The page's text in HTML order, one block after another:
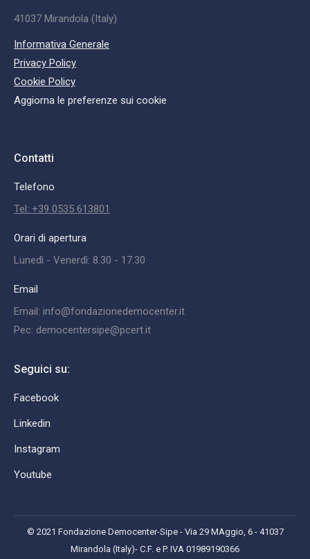
41037 Mirandola (Italy)
Informativa Generale
Privacy Policy
Cookie Policy
Aggiorna le preferenze sui cookie
Contatti
Telefono
Tel: +39 0535 613801
Orari di apertura
Lunedì - Venerdì: 8.30 - 17.30
Email
Email: info@fondazionedemocenter.it
Pec: democentersipe@pcert.it
Seguici su:
Facebook
Linkedin
Instagram
Youtube
© 2021 Fondazione Democenter-Sipe - Via 29 MAggio, 6 - 41037
Mirandola (Italy)- C.F. e P. IVA 01989190366